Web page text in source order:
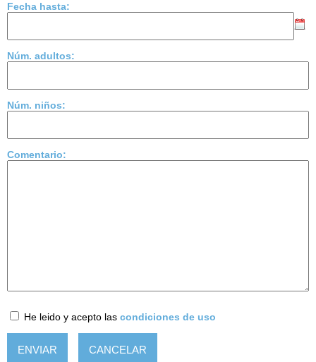
Fecha hasta:
Núm. adultos:
Núm. niños:
Comentario:
He leido y acepto las condiciones de uso
ENVIAR